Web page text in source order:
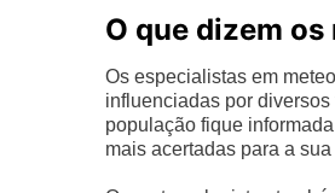
O que dizem
Os especialistas em
influenciadas por
população fique
mais acertadas para a